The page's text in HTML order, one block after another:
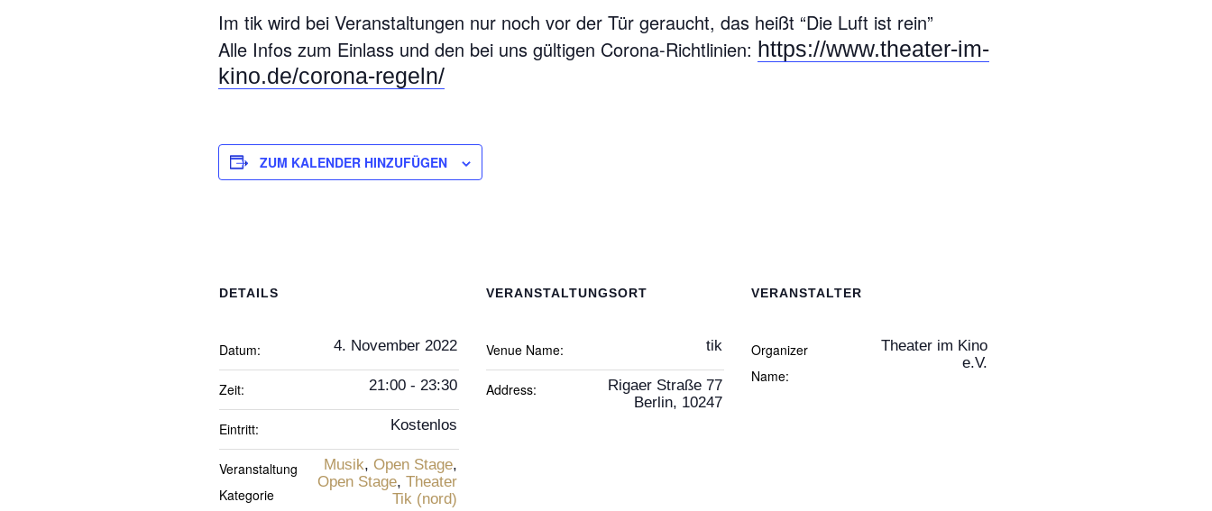
Im tik wird bei Veranstaltungen nur noch vor der Tür geraucht, das heißt “Die Luft ist rein”
Alle Infos zum Einlass und den bei uns gültigen Corona-Richtlinien: https://www.theater-im-
kino.de/corona-regeln/
ZUM KALENDER HINZUFÜGEN
DETAILS
Datum: 4. November 2022
Zeit: 21:00 - 23:30
Eintritt: Kostenlos
Veranstaltung
Kategorie
Musik, Open Stage,
Open Stage, Theater
Tik (nord)
VERANSTALTUNGSORT
Venue Name: tik
Address:
Rigaer Straße 77
Berlin, 10247
VERANSTALTER
Organizer
Name:
Theater im Kino
e.V.